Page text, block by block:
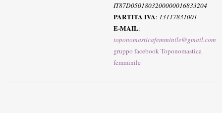
IT87D0501803200000016833204
PARTITA IVA: 13117831001
E-MAIL:
toponomasticafemminile@gmail.com
gruppo facebook Toponomastica
femminile